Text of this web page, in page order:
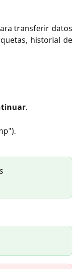
transferir datos
historial de
.